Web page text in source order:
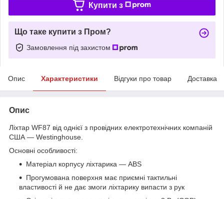
Купити з
Що таке купити з Пром?
Замовлення під захистом
Опис Характеристики Відгуки про товар Доставка
Опис
Ліхтар WF87 від однієї з провідних електротехнічних компаній
США — Westinghousе.
Основні особливості:
Матеріал корпусу ліхтарика — ABS
Прогумована поверхня має приємні тактильні
властивості й не дає змоги ліхтарику випасти з рук